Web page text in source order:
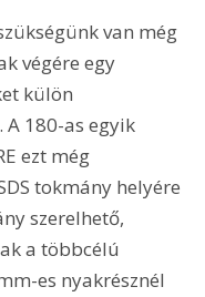
van még
végére egy
külön
180-as egyik
ezt még
tokmány helyére
szerelhető,
a többcélú
es nyakrésznél